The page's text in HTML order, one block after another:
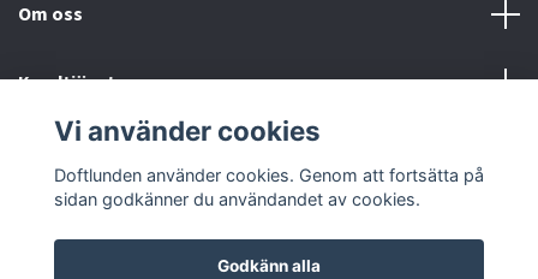
Om oss
Kundtjänst
Vi använder cookies
Doftlunden använder cookies. Genom att fortsätta på
sidan godkänner du användandet av cookies.
Godkänn alla